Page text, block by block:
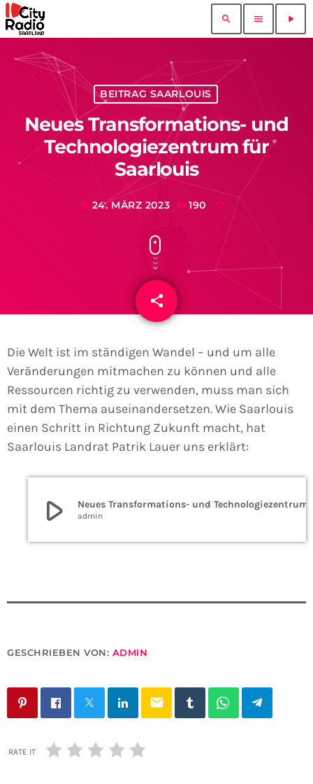
search menu play_arrow
BEITRAG SAARLOUIS
Neues Transformations- und
Technologiezentrum für
Saarlouis
today 24. MÄRZ 2023 190
share
email
Die Welt ist im ständigen Wandel – und um alle
Veränderungen mitmachen zu können und alle
Ressourcen richtig zu verwenden, muss man sich
mit dem Thema auseinandersetzen. Wie Saarlouis
einen Schritt in Richtung Zukunft macht, hat
Saarlouis Landrat Patrik Lauer uns erklärt:
play_arrow admin
GESCHRIEBEN VON: ADMIN
email
RATE IT